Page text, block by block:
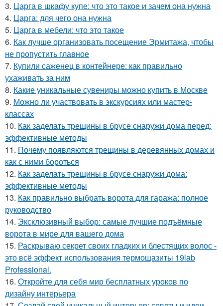
3. Царга в шкафу купе: что это такое и зачем она нужна
4. Царга: для чего она нужна
5. Царга в мебели: что это такое
6. Как лучше организовать посещение Эрмитажа, чтобы
не пропустить главное
7. Купили саженец в контейнере: как правильно
ухаживать за ним
8. Какие уникальные сувениры можно купить в Москве
9. Можно ли участвовать в экскурсиях или мастер-
классах
10. Как заделать трещины в брусе снаружи дома перед:
эффективные методы
11. Почему появляются трещины в деревянных домах и
как с ними бороться
12. Как заделать трещины в брусе снаружи дома:
эффективные методы
13. Как правильно выбрать ворота для гаража: полное
руководство
14. Эксклюзивный выбор: самые лучшие подъёмные
ворота в мире для вашего дома
15. Раскрываю секрет своих гладких и блестящих волос -
это всё эффект использования термощазиты 19lab
Professional.
16. Откройте для себя мир бесплатных уроков по
дизайну интерьера